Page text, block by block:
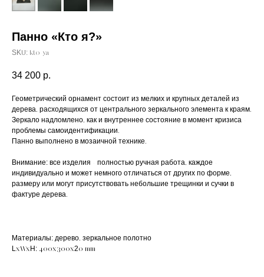
Панно «Кто я?»
SKU: kto-ya
34 200 р.
Геометрический орнамент состоит из мелких и крупных деталей из
дерева, расходящихся от центрального зеркального элемента к краям.
Зеркало надломлено, как и внутреннее состояние в момент кризиса -
проблемы самоидентификации.
Панно выполнено в мозаичной технике.
Внимание: все изделия - полностью ручная работа, каждое -
индивидуально и может немного отличаться от других по форме,
размеру или могут присутствовать небольшие трещинки и сучки в
фактуре дерева.
Материалы: дерево, зеркальное полотно
LxWxH: 400x300x20 mm